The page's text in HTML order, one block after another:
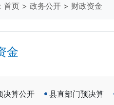
首页 > 政务公开 > 财政资金
金
决算公开 县直部门预决算